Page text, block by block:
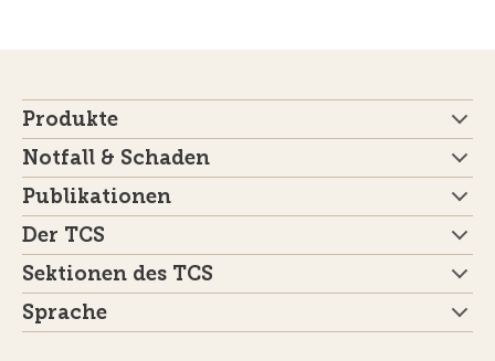
Produkte
Notfall & Schaden
Publikationen
Der TCS
Sektionen des TCS
Sprache